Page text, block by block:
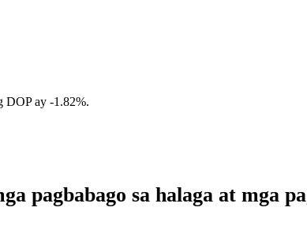
DOP ay -1.82%.
pagbabago sa halaga at mga